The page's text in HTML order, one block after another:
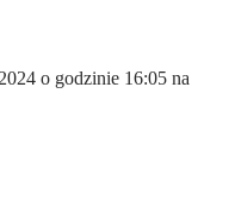
o godzinie 16:05 na